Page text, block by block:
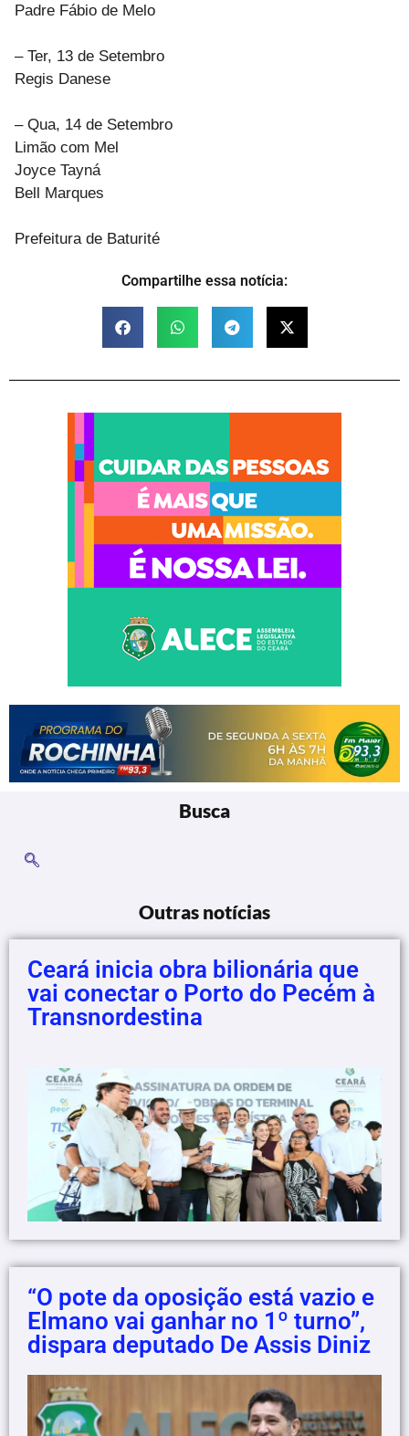
Padre Fábio de Melo
– Ter, 13 de Setembro
Regis Danese
– Qua, 14 de Setembro
Limão com Mel
Joyce Tayná
Bell Marques
Prefeitura de Baturité
Compartilhe essa notícia:
Busca
Outras notícias
Ceará inicia obra bilionária que
vai conectar o Porto do Pecém à
Transnordestina
“O pote da oposição está vazio e
Elmano vai ganhar no 1º turno”,
dispara deputado De Assis Diniz